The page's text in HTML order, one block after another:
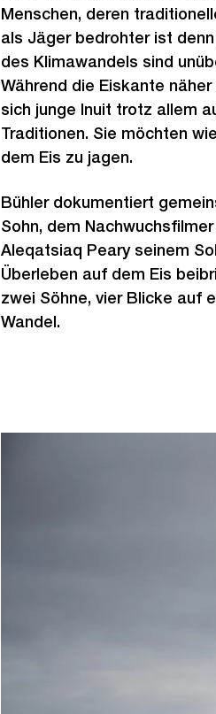
Menschen, deren
als Jäger bedrohter ist denn
des Klimawandels sind
Während die Eiskante
sich junge Inuit trotz allem
Traditionen. Sie möchten
dem Eis zu jagen.
Bühler dokumentiert
Sohn, dem Nachwuchsfilmer
Aleqatsiaq Peary seinem
Überleben auf dem Eis
zwei Söhne, vier Blicke auf
Wandel.